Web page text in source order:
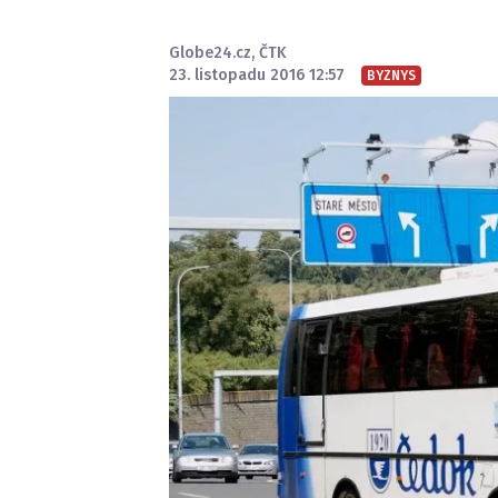
Globe24.cz, ČTK
23. listopadu 2016 12:57
BYZNYS